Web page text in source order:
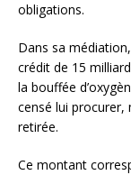
obligations.
Dans sa
crédit de 15
la bouffée
censé lui procurer,
retirée.
Ce montant